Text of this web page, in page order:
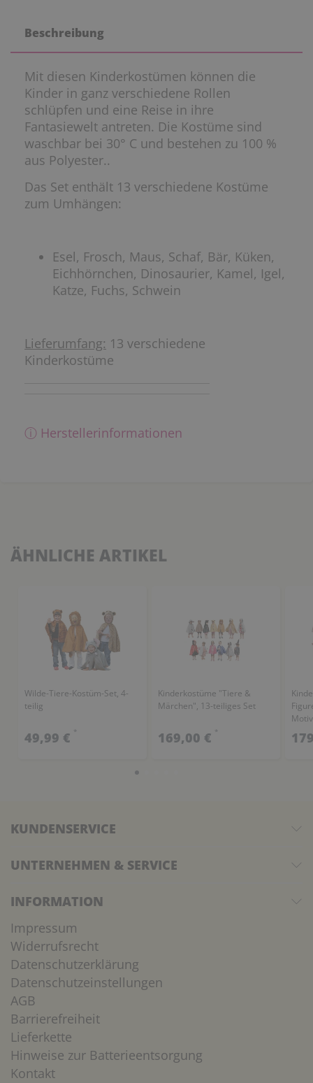
Beschreibung
Mit diesen Kinderkostümen können die
Kinder in ganz verschiedene Rollen
schlüpfen und eine Reise in ihre
Fantasiewelt antreten. Die Kostüme sind
waschbar bei 30° C und bestehen zu 100 %
aus Polyester..
Das Set enthält 13 verschiedene Kostüme
zum Umhängen:
Esel, Frosch, Maus, Schaf, Bär, Küken,
Eichhörnchen, Dinosaurier, Kamel, Igel,
Katze, Fuchs, Schwein
Lieferumfang: 13 verschiedene
Kinderkostüme
ⓘ Herstellerinformationen
ÄHNLICHE ARTIKEL
Wilde-Tiere-Kostüm-Set, 4-
teilig
49,99 € *
Kinderkostüme "Tiere &
Märchen", 13-teiliges Set
169,00 € *
KUNDENSERVICE
UNTERNEHMEN & SERVICE
INFORMATION
Impressum
Widerrufsrecht
Datenschutzerklärung
Datenschutzeinstellungen
AGB
Barrierefreiheit
Lieferkette
Hinweise zur Batterieentsorgung
Kontakt